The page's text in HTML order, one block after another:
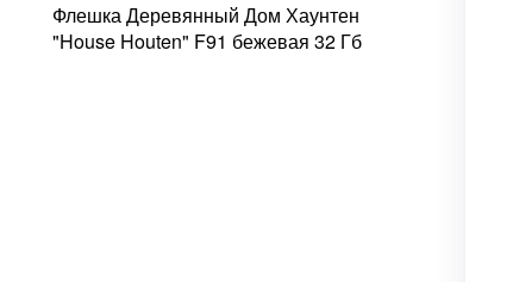
Флешка Деревянный Дом Хаунтен
"House Houten" F91 бежевая 32 Гб